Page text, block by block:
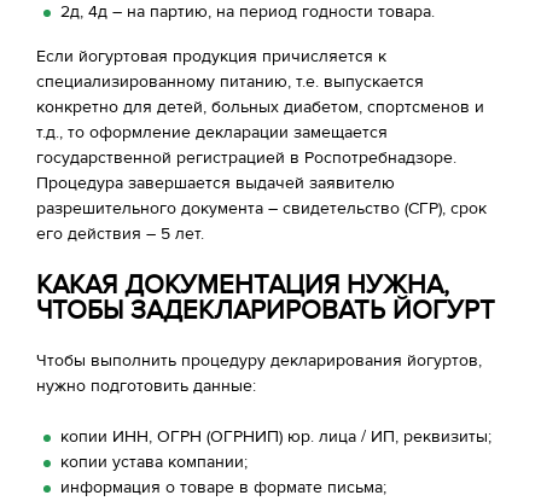
2д, 4д – на партию, на период годности товара.
Если йогуртовая продукция причисляется к
специализированному питанию, т.е. выпускается
конкретно для детей, больных диабетом, спортсменов и
т.д., то оформление декларации замещается
государственной регистрацией в Роспотребнадзоре.
Процедура завершается выдачей заявителю
разрешительного документа – свидетельство (СГР), срок
его действия – 5 лет.
КАКАЯ ДОКУМЕНТАЦИЯ НУЖНА,
ЧТОБЫ ЗАДЕКЛАРИРОВАТЬ ЙОГУРТ
Чтобы выполнить процедуру декларирования йогуртов,
нужно подготовить данные:
копии ИНН, ОГРН (ОГРНИП) юр. лица / ИП, реквизиты;
копии устава компании;
информация о товаре в формате письма;